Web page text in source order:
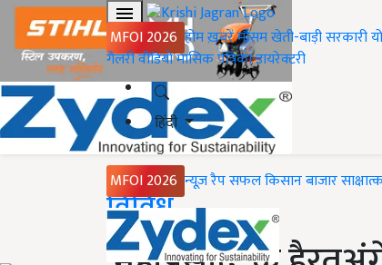
MFOI 2026 होमख़बरेंमौसमखेती-बाड़ीसरकारी
गैलरीवीडियोमासिक पत्रिकाडायरेक्टरी
हिंदी
MFOI 2026 न्यूज़ रैपसफल किसानबाजार
Home
विविध